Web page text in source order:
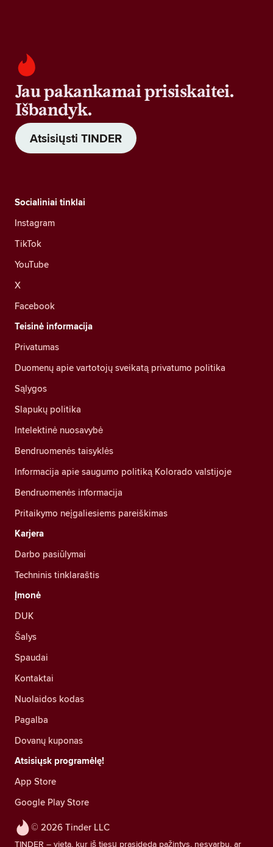
Jau pakankamai prisiskaitei.
Išbandyk.
Atsisiųsti TINDER
© 2026 Tinder LLC
TINDER – vieta, kur iš tiesų prasideda pažintys, nesvarbu, ar
Socialiniai tinklai
Instagram
TikTok
YouTube
X
Facebook
Teisinė informacija
Privatumas
Duomenų apie vartotojų sveikatą privatumo politika
Sąlygos
Slapukų politika
Intelektinė nuosavybė
Bendruomenės taisyklės
Informacija apie saugumo politiką Kolorado valstijoje
Bendruomenės informacija
Pritaikymo neįgaliesiems pareiškimas
Karjera
Darbo pasiūlymai
Techninis tinklaraštis
Įmonė
DUK
Šalys
Spaudai
Kontaktai
Nuolaidos kodas
Pagalba
Dovanų kuponas
Atsisiųsk programėlę!
App Store
Google Play Store